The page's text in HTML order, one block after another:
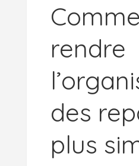
rendre
des
plus